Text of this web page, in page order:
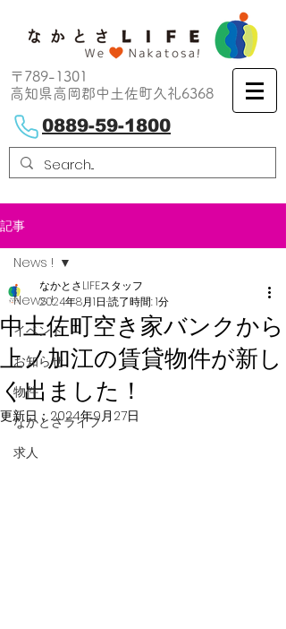
〒789-1301
高知県高岡郡中土佐町久礼6368
0889-59-1800
記事
News !
イベント
お知らせ
物件
なかとさライフ
求人
News !
中土佐町空き家バンクから
上ノ加江の賃貸物件が新し
く出ました！
なかとさLIFEスタッフ
2024年8月1日 読了時間: 1分
更新日：2024年9月27日